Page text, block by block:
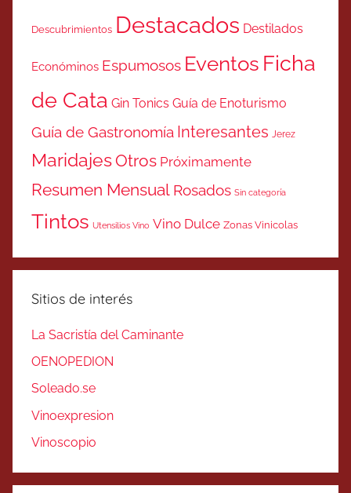
Descubrimientos Destacados Destilados
Económinos Espumosos Eventos Ficha
de Cata Gin Tonics Guía de Enoturismo
Guía de Gastronomía Interesantes Jerez
MaridajesOtros Próximamente
Resumen Mensual Rosados Sin categoría
Tintos Utensilios Vino Vino Dulce Zonas Vinicolas
Sitios de interés
La Sacristía del Caminante
OENOPEDION
Soleado.se
Vinoexpresion
Vinoscopio